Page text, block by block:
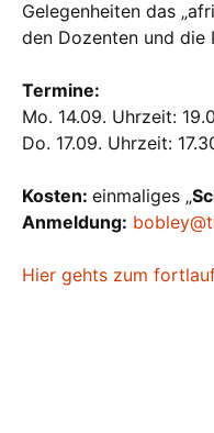
Gelegenheiten das
den Dozenten und die
Termine:
Mo. 14.09. Uhrzeit:
Do. 17.09. Uhrzeit:
Kosten: einmaliges „
Anmeldung:
Hier gehts zum